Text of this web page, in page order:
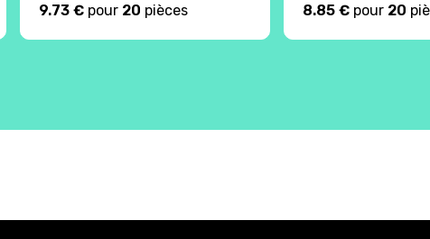
9.73 €pour 20 pièces 8.85 € pour 20